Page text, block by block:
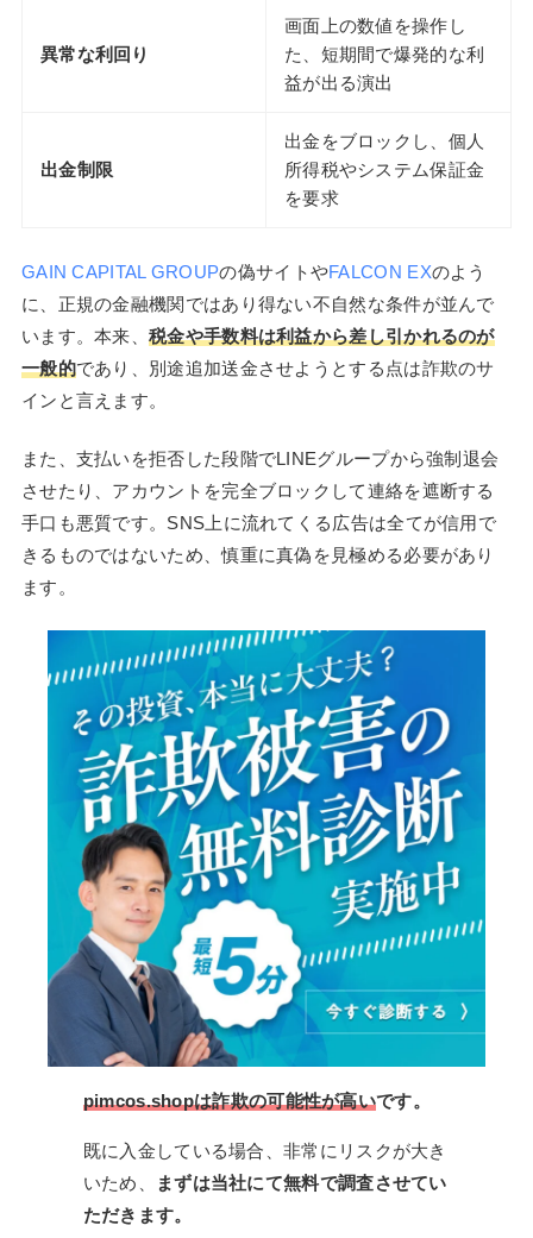
異常な利回り
画面上の数値を操作し
た、短期間で爆発的な利
益が出る演出
出金制限
出金をブロックし、個人
所得税やシステム保証金
を要求
GAIN CAPITAL GROUPの偽サイトやFALCON EXのよう
に、正規の金融機関ではあり得ない不自然な条件が並んで
います。本来、税金や手数料は利益から差し引かれるのが
一般的であり、別途追加送金させようとする点は詐欺のサ
インと言えます。
また、支払いを拒否した段階でLINEグループから強制退会
させたり、アカウントを完全ブロックして連絡を遮断する
手口も悪質です。SNS上に流れてくる広告は全てが信用で
きるものではないため、慎重に真偽を見極める必要があり
ます。
pimcos.shopは詐欺の可能性が高いです。
既に入金している場合、非常にリスクが大き
いため、
まずは当社にて無料で調査させてい
ただきます。